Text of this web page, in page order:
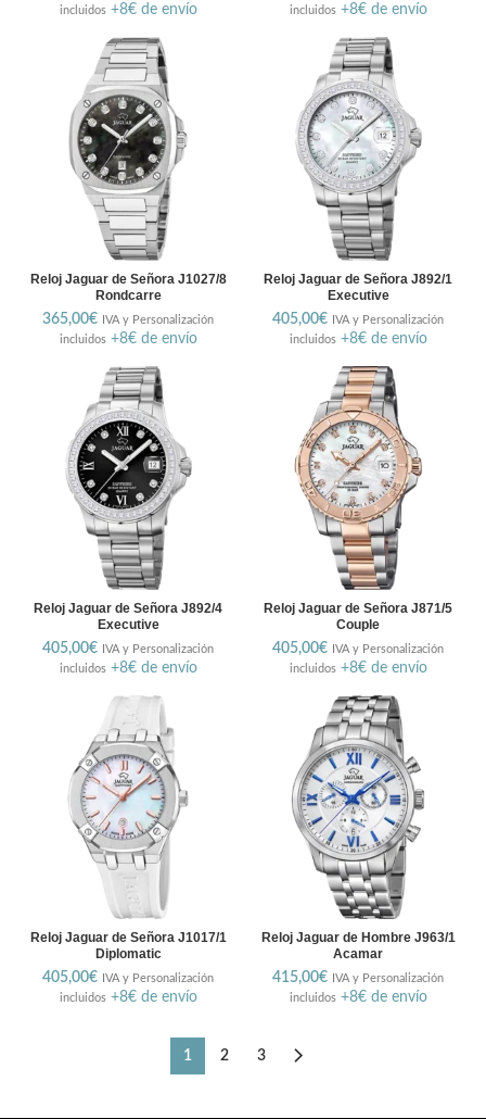
incluidos +8€ de envío incluidos +8€ de envío
Reloj Jaguar de Señora J1027/8
Rondcarre
365,00€
IVA y Personalización
incluidos +8€ de envío
Reloj Jaguar de Señora J892/1
Executive
405,00€
IVA y Personalización
incluidos +8€ de envío
Reloj Jaguar de Señora J892/4
Executive
405,00€
IVA y Personalización
incluidos +8€ de envío
Reloj Jaguar de Señora J871/5
Couple
405,00€
IVA y Personalización
incluidos +8€ de envío
Reloj Jaguar de Señora J1017/1
Diplomatic
405,00€
IVA y Personalización
incluidos +8€ de envío
Reloj Jaguar de Hombre J963/1
Acamar
415,00€
IVA y Personalización
incluidos +8€ de envío
1 2 3